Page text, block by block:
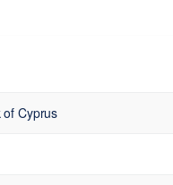
Cyprus